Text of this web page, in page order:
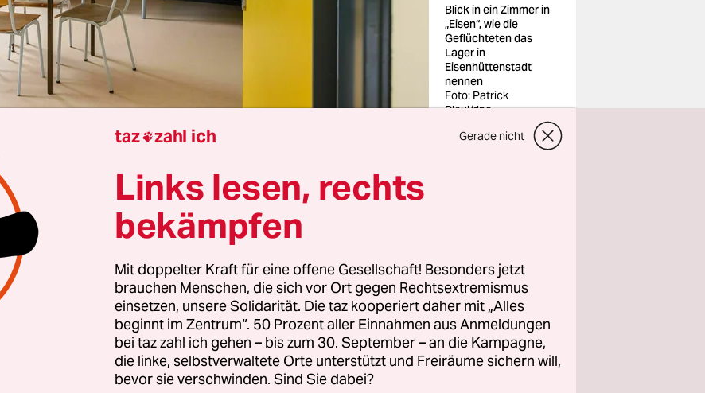
Blick in ein Zimmer in
„Eisen“, wie die
Geflüchteten das
Lager in
Eisenhüttenstadt
nennen
Foto: Patrick
Pleul/dpa
Susanne Memarnia
Ziel, mit dem das Dublin-Zentrum in Eisenhüttenstadt
wurde
, war schlicht: „Überstellungen“ von
andere EU-Länder sollten deutlich schneller werden, 14
veranschlagt. Zugleich sollten die Dublin-Leute nur noch
Seife“ bekommen. Mit der Ankündigung wollte die alte
noch einmal punkten im Überbietungswettbewerb
um die härteste Antimigrationspolitik.
taz zahl ich Gerade nicht
Links lesen, rechts
bekämpfen
Mit doppelter Kraft für eine offene Gesellschaft! Besonders jetzt
brauchen Menschen, die sich vor Ort gegen Rechtsextremismus
einsetzen, unsere Solidarität. Die taz kooperiert daher mit „Alles
beginnt im Zentrum“. 50 Prozent aller Einnahmen aus Anmeldungen
bei taz zahl ich gehen – bis zum 30. September – an die Kampagne,
die linke, selbstverwaltete Orte unterstützt und Freiräume sichern will,
bevor sie verschwinden. Sind Sie dabei?